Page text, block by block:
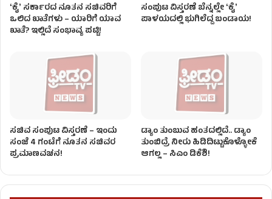
ʻಕೈʼ ಸರ್ಕಾರದ ನೂತನ ಸಚಿವರಿಗೆ
ಒಲಿದ ಖಾತೆಗಳು – ಯಾರಿಗೆ ಯಾವ
ಖಾತೆ? ಇಲ್ಲಿದೆ ಸಂಭಾವ್ಯ ಪಟ್ಟಿ!
ಸಂಪುಟ ವಿಸ್ತರಣೆ ಬೆನ್ನಲ್ಲೇ ʻಕೈʼ
ಪಾಳಯದಲ್ಲಿ ಭುಗಿಲೆದ್ದ ಬಂಡಾಯ!
ಸಚಿವ ಸಂಪುಟ ವಿಸ್ತರಣೆ – ಇಂದು
ಸಂಜೆ 4 ಗಂಟೆಗೆ ನೂತನ ಸಚಿವರ
ಪ್ರಮಾಣವಚನ!
ಡ್ಯಾಂ ತುಂಬುವ ಹಂತದಲ್ಲಿದೆ.. ಡ್ಯಾಂ
ತುಂಬಿದ್ರೆ ನೀರು ಹಿಡಿದಿಟ್ಟುಕೊಳ್ಳೋಕೆ
ಆಗಲ್ಲ – ಸಿಎಂ ಡಿಕೆಶಿ!